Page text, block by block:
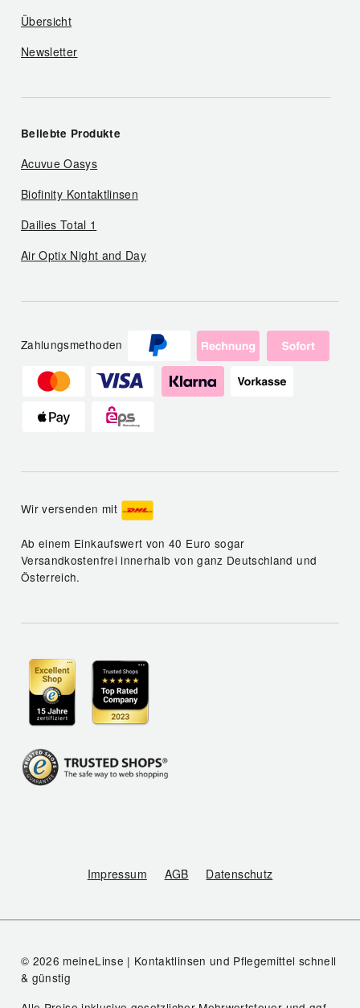
Übersicht
Newsletter
Beliebte Produkte
Acuvue Oasys
Biofinity Kontaktlinsen
Dailies Total 1
Air Optix Night and Day
Zahlungsmethoden
Wir versenden mit
Ab einem Einkaufswert von 40 Euro sogar
Versandkostenfrei innerhalb von ganz Deutschland und
Österreich.
Impressum AGB Datenschutz
© 2026 meineLinse | Kontaktlinsen und Pflegemittel schnell
& günstig